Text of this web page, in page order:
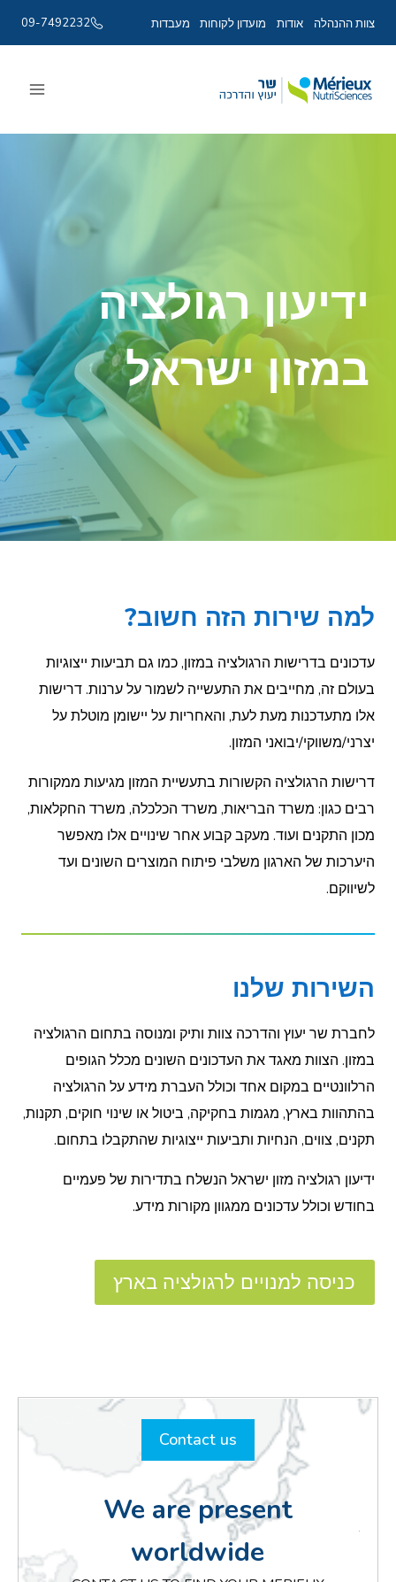
צוות ההנהלה אודות מועדון לקוחות מעבדות 09-7492232
content
ידיעון רגולציה
במזון ישראל
למה שירות הזה חשוב?
עדכונים בדרישות הרגולציה במזון, כמו גם תביעות ייצוגיות
בעולם זה, מחייבים את התעשייה לשמור על ערנות. דרישות
אלו מתעדכנות מעת לעת, והאחריות על יישומן מוטלת על
יצרני/משווקי/יבואני המזון.
דרישות הרגולציה הקשורות בתעשיית המזון מגיעות ממקורות
רבים כגון: משרד הבריאות, משרד הכלכלה, משרד החקלאות,
מכון התקנים ועוד. מעקב קבוע אחר שינויים אלו מאפשר
היערכות של הארגון משלבי פיתוח המוצרים השונים ועד
לשיווקם.
השירות שלנו
לחברת שר יעוץ והדרכה צוות ותיק ומנוסה בתחום הרגולציה
במזון. הצוות מאגד את העדכונים השונים מכלל הגופים
הרלוונטיים במקום אחד וכולל העברת מידע על הרגולציה
בהתהוות בארץ, מגמות בחקיקה, ביטול או שינוי חוקים, תקנות,
תקנים, צווים, הנחיות ותביעות ייצוגיות שהתקבלו בתחום.
ידיעון רגולציה מזון ישראל הנשלח בתדירות של פעמיים
בחודש וכולל עדכונים ממגוון מקורות מידע.
כניסה למנויים לרגולציה בארץ
Contact us
We are present
worldwide